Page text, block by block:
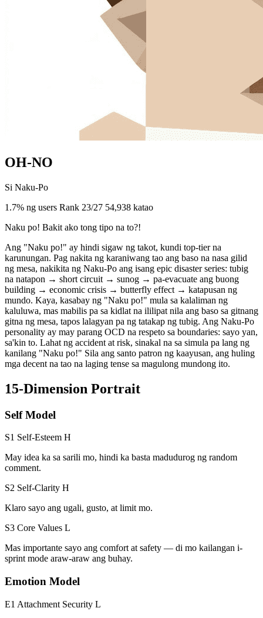
OH-NO
Si Naku-Po
1.7% ng users Rank 23/27 54,938 katao
Naku po! Bakit ako tong tipo na to?!
Ang "Naku po!" ay hindi sigaw ng takot, kundi top-tier na
karunungan. Pag nakita ng karaniwang tao ang baso na nasa gilid
ng mesa, nakikita ng Naku-Po ang isang epic disaster series: tubig
na natapon → short circuit → sunog → pa-evacuate ang buong
building → economic crisis → butterfly effect → katapusan ng
mundo. Kaya, kasabay ng "Naku po!" mula sa kalaliman ng
kaluluwa, mas mabilis pa sa kidlat na ililipat nila ang baso sa gitnang
gitna ng mesa, tapos lalagyan pa ng tatakap ng tubig. Ang Naku-Po
personality ay may parang OCD na respeto sa boundaries: sayo yan,
sa'kin to. Lahat ng accident at risk, sinakal na sa simula pa lang ng
kanilang "Naku po!" Sila ang santo patron ng kaayusan, ang huling
mga decent na tao na laging tense sa magulong mundong ito.
15-Dimension Portrait
Self Model
S1 Self-Esteem H
May idea ka sa sarili mo, hindi ka basta madudurog ng random
comment.
S2 Self-Clarity H
Klaro sayo ang ugali, gusto, at limit mo.
S3 Core Values L
Mas importante sayo ang comfort at safety — di mo kailangan i-
sprint mode araw-araw ang buhay.
Emotion Model
E1 Attachment Security L